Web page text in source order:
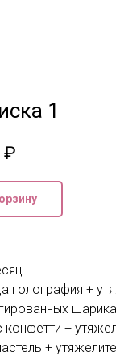
1
₽
голография +
+
+